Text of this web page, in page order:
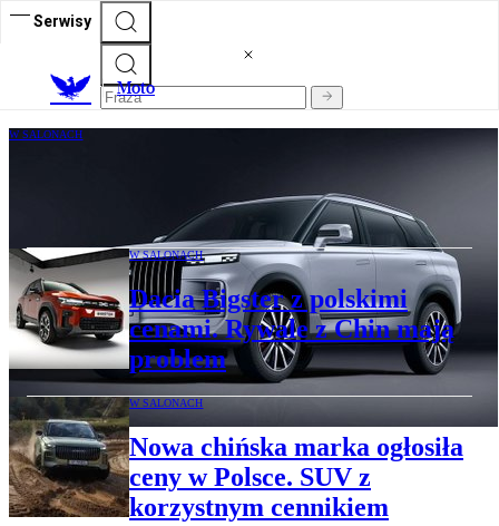
Serwisy
Moto
W SALONACH
dostępny w zaskakującej cenie
W SALONACH
Dacia Bigster z polskimi
cenami. Rywale z Chin mają
problem
W SALONACH
Nowa chińska marka ogłosiła
ceny w Polsce. SUV z
korzystnym cennikiem